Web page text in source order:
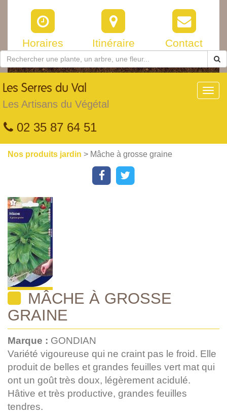
Horaires Itinéraire Contact
Les Serres du Val
Les Artisans du Végétal
02 35 87 64 51
Nos produits jardin > Mâche à grosse graine
MÂCHE À GROSSE
GRAINE
Marque : GONDIAN
Variété vigoureuse qui ne craint pas le froid. Elle
produit de belles et grandes feuilles vert mat qui
ont un goût très doux, légèrement acidulé.
Hâtive et très productive, grandes feuilles
tendres.